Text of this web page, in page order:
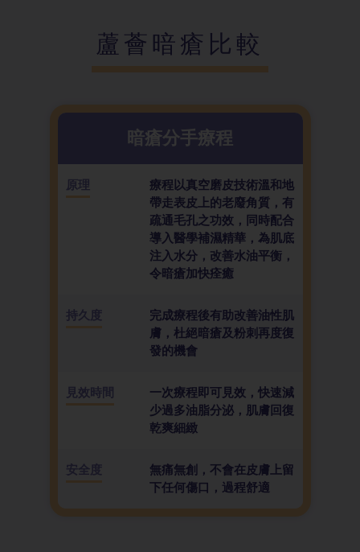
蘆薈暗瘡比較
暗瘡分手療程
原理
療程以真空磨皮技術溫和地
帶走表皮上的老廢角質，有
疏通毛孔之功效，同時配合
導入醫學補濕精華，為肌底
注入水分，改善水油平衡，
令暗瘡加快痊癒
持久度
完成療程後有助改善油性肌
膚，杜絕暗瘡及粉刺再度復
發的機會
見效時間
一次療程即可見效，快速減
少過多油脂分泌，肌膚回復
乾爽細緻
安全度
無痛無創，不會在皮膚上留
下任何傷口，過程舒適